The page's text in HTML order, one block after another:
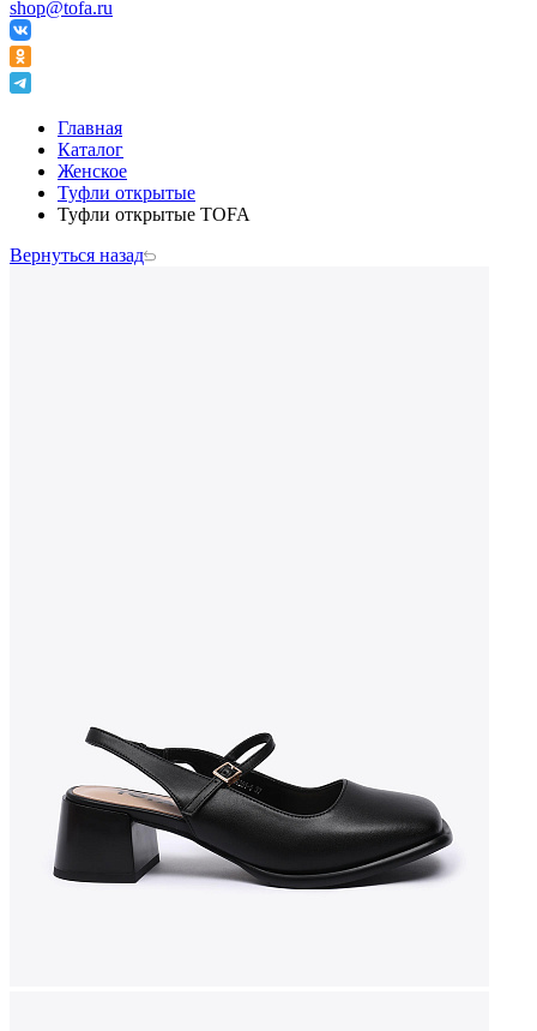
shop@tofa.ru
Главная
Каталог
Женское
Туфли открытые
Туфли открытые TOFA
Вернуться назад